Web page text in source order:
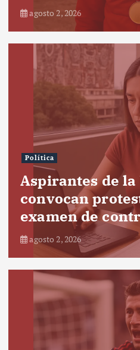
agosto 2, 2026
Política
Aspirantes de la
convocan
examen de
agosto 2, 2026